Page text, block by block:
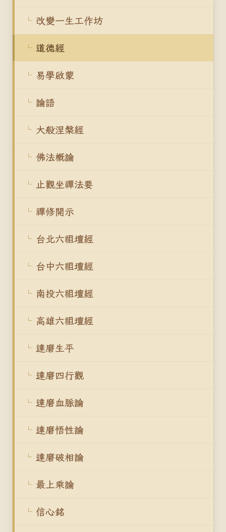
改變一生工作坊
道德經
易學啟蒙
論語
大般涅槃經
佛法概論
止觀坐禪法要
禪修開示
台北六祖壇經
台中六祖壇經
南投六祖壇經
高雄六祖壇經
達磨生平
達磨四行觀
達磨血脈論
達磨悟性論
達磨破相論
最上乘論
信心銘